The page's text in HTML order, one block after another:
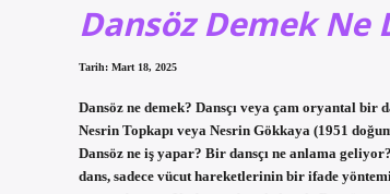
Dansöz Demek Ne
Tarih: Mart 18, 2025
Dansöz ne demek? Dansçı veya çam oryantal bir
Nesrin Topkapı veya Nesrin Gökkaya (1951
Dansöz ne iş yapar? Bir dansçı ne anlama
dans, sadece vücut hareketlerinin bir ifade